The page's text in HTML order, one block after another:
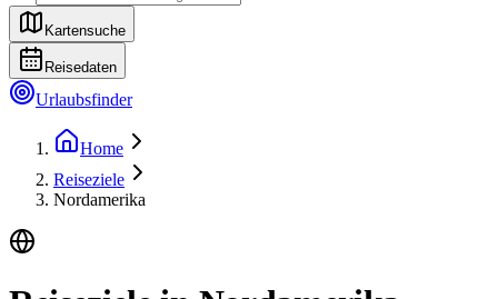
Kartensuche
Reisedaten
Urlaubsfinder
Home
Reiseziele
Nordamerika